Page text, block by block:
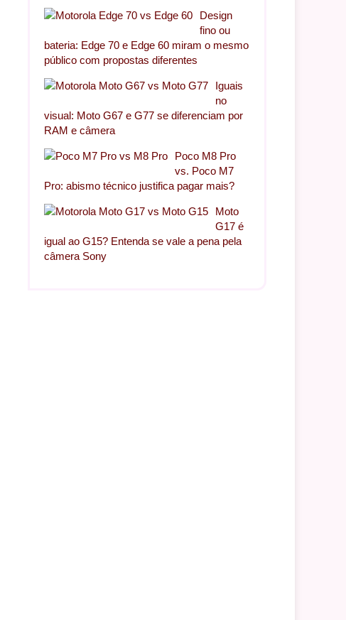
Design
fino ou
bateria: Edge 70 e Edge 60 miram o mesmo
público com propostas diferentes
Iguais
no
visual: Moto G67 e G77 se diferenciam por
RAM e câmera
Poco M8 Pro
vs. Poco M7
Pro: abismo técnico justifica pagar mais?
Moto
G17 é
igual ao G15? Entenda se vale a pena pela
câmera Sony